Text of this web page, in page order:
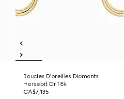
Boucles D’oreilles Diamants
Horsebit Or 18k
CA$7,135